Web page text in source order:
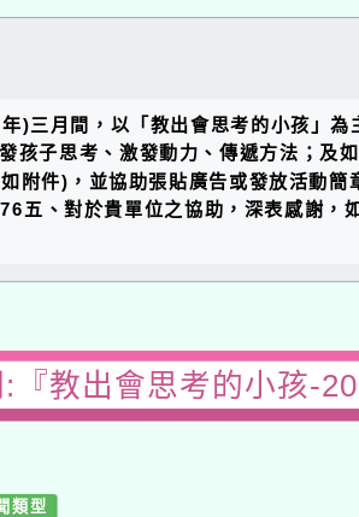
)三月間，以「教出會思考的小孩」
孩子思考、激發動力、傳遞方法；及
附件)，並協助張貼廣告或發放活動
、對於貴單位之協助，深表感謝，
『教出會思考的小孩-
類型